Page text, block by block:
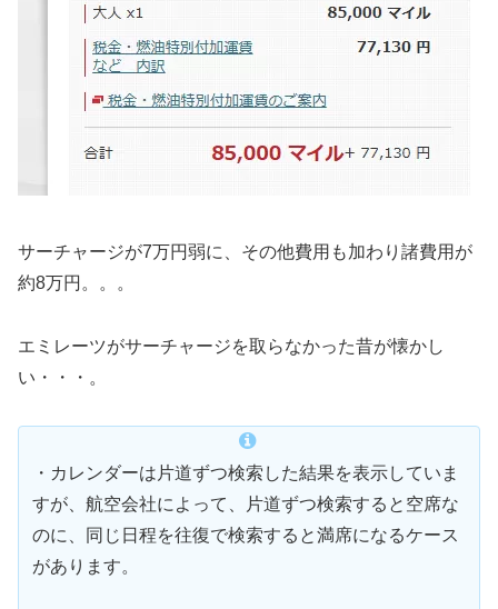
サーチャージが7万円弱に、その他費用も加わり諸費用が
約8万円。。。
エミレーツがサーチャージを取らなかった昔が懐かし
い・・・。
・カレンダーは片道ずつ検索した結果を表示していま
すが、航空会社によって、片道ずつ検索すると空席な
のに、同じ日程を往復で検索すると満席になるケース
があります。